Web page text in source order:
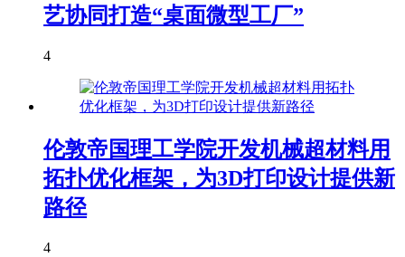
艺协同打造“桌面微型工厂”
4
伦敦帝国理工学院开发机械超材料用
拓扑优化框架，为3D打印设计提供新
路径
4